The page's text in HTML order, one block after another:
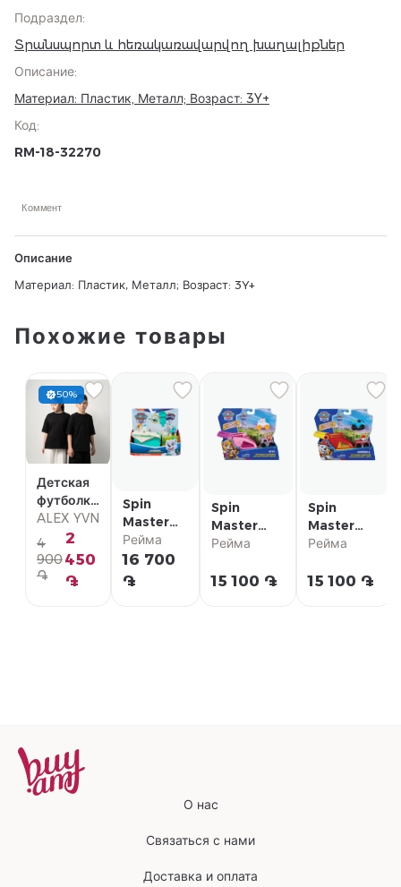
Подраздел:
Տրանսպորտ և հեռակառավարվող խաղալիքներ
Описание:
Материал: Пластик, Металл; Возраст: 3Y+
Код:
RM-18-32270
Коммент
Описание
Материал: Пластик, Металл; Возраст: 3Y+
Похожие товары
50%
Детская
футболка
с
коротким
рукавом
ALEX YVN
4
900
֏
2
450
֏
Spin
Master
Фигурки
Paw
Patrol
Рейма
16 700
֏
Spin
Master
Пусковая
с
Рейма
15 100 ֏
Spin
Master
Пусковая
с
Рейма
15 100 ֏
О нас
Связаться с нами
Доставка и оплата